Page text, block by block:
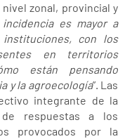
zonal, provincial y
es mayor a
con los
en territorios
están pensando
y la agroecología”. Las
integrante de la
respuestas a los
provocados por la